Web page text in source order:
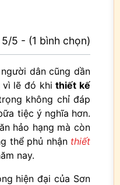
5/5 - (1 bình chọn)
dân cũng dần
vì lẽ đó khithiết kế
không chỉ đáp
tiệc ý nghĩa hơn.
hảo hạng mà còn
thể phủ nhận thiết
nay.
hiện đại của Sơn